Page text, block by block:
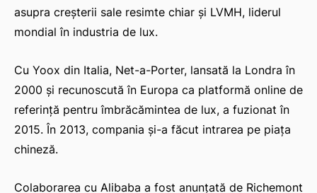
asupra creșterii sale resimte chiar și LVMH, liderul
mondial în industria de lux.
Cu Yoox din Italia, Net-a-Porter, lansată la Londra în
2000 și recunoscută în Europa ca platformă online de
referință pentru îmbrăcămintea de lux, a fuzionat în
2015. În 2013, compania și-a făcut intrarea pe piața
chineză.
Colaborarea cu Alibaba a fost anunțată de Richemont